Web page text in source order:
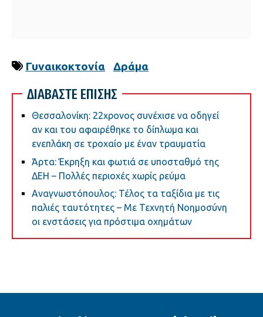
Γυναικοκτονία Δράμα
ΔΙΑΒΑΣΤΕ ΕΠΙΣΗΣ
Θεσσαλονίκη: 22χρονος συνέχισε να οδηγεί
αν και του αφαιρέθηκε το δίπλωμα και
ενεπλάκη σε τροχαίο με έναν τραυματία
Άρτα: Έκρηξη και φωτιά σε υποσταθμό της
ΔΕΗ – Πολλές περιοχές χωρίς ρεύμα
Αναγνωστόπουλος: Τέλος τα ταξίδια με τις
παλιές ταυτότητες – Με Τεχνητή Νοημοσύνη
οι ενστάσεις για πρόστιμα οχημάτων